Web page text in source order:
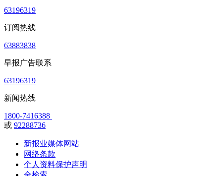
63196319
订阅热线
63883838
早报广告联系
63196319
新闻热线
1800-7416388
或 92288736
新报业媒体网站
网络条款
个人资料保护声明